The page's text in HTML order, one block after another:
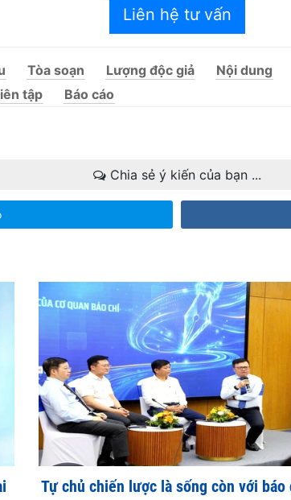
Liên hệ tư vấn
Tòa soạn Lượng độc giả Nội dung
tập Báo cáo
Chia sẻ ý kiến của bạn ...
Tự chủ chiến lược là sống còn với báo